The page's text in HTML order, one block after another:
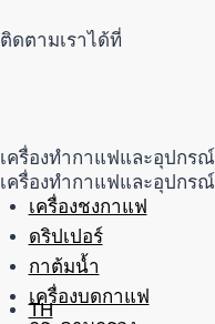
เครื่องทำกาแฟและอุปกรณ์
เครื่องทำกาแฟและอุปกรณ์
เครื่องชงกาแฟ
ดริปเปอร์
กาต้มน้ำ
เครื่องบดกาแฟ
ติดตามเราได้ที่
TH